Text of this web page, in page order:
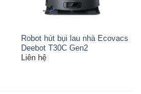
tường, hệ thống cảm biến
cạnh và giẻ lau để tối ưu
Robot hút bụi lau nhà Ecovacs
Deebot T30C Gen2
Liên hệ